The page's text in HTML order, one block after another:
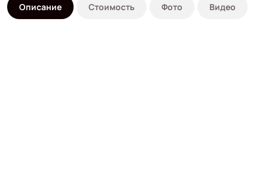
Описание Стоимость Фото Видео